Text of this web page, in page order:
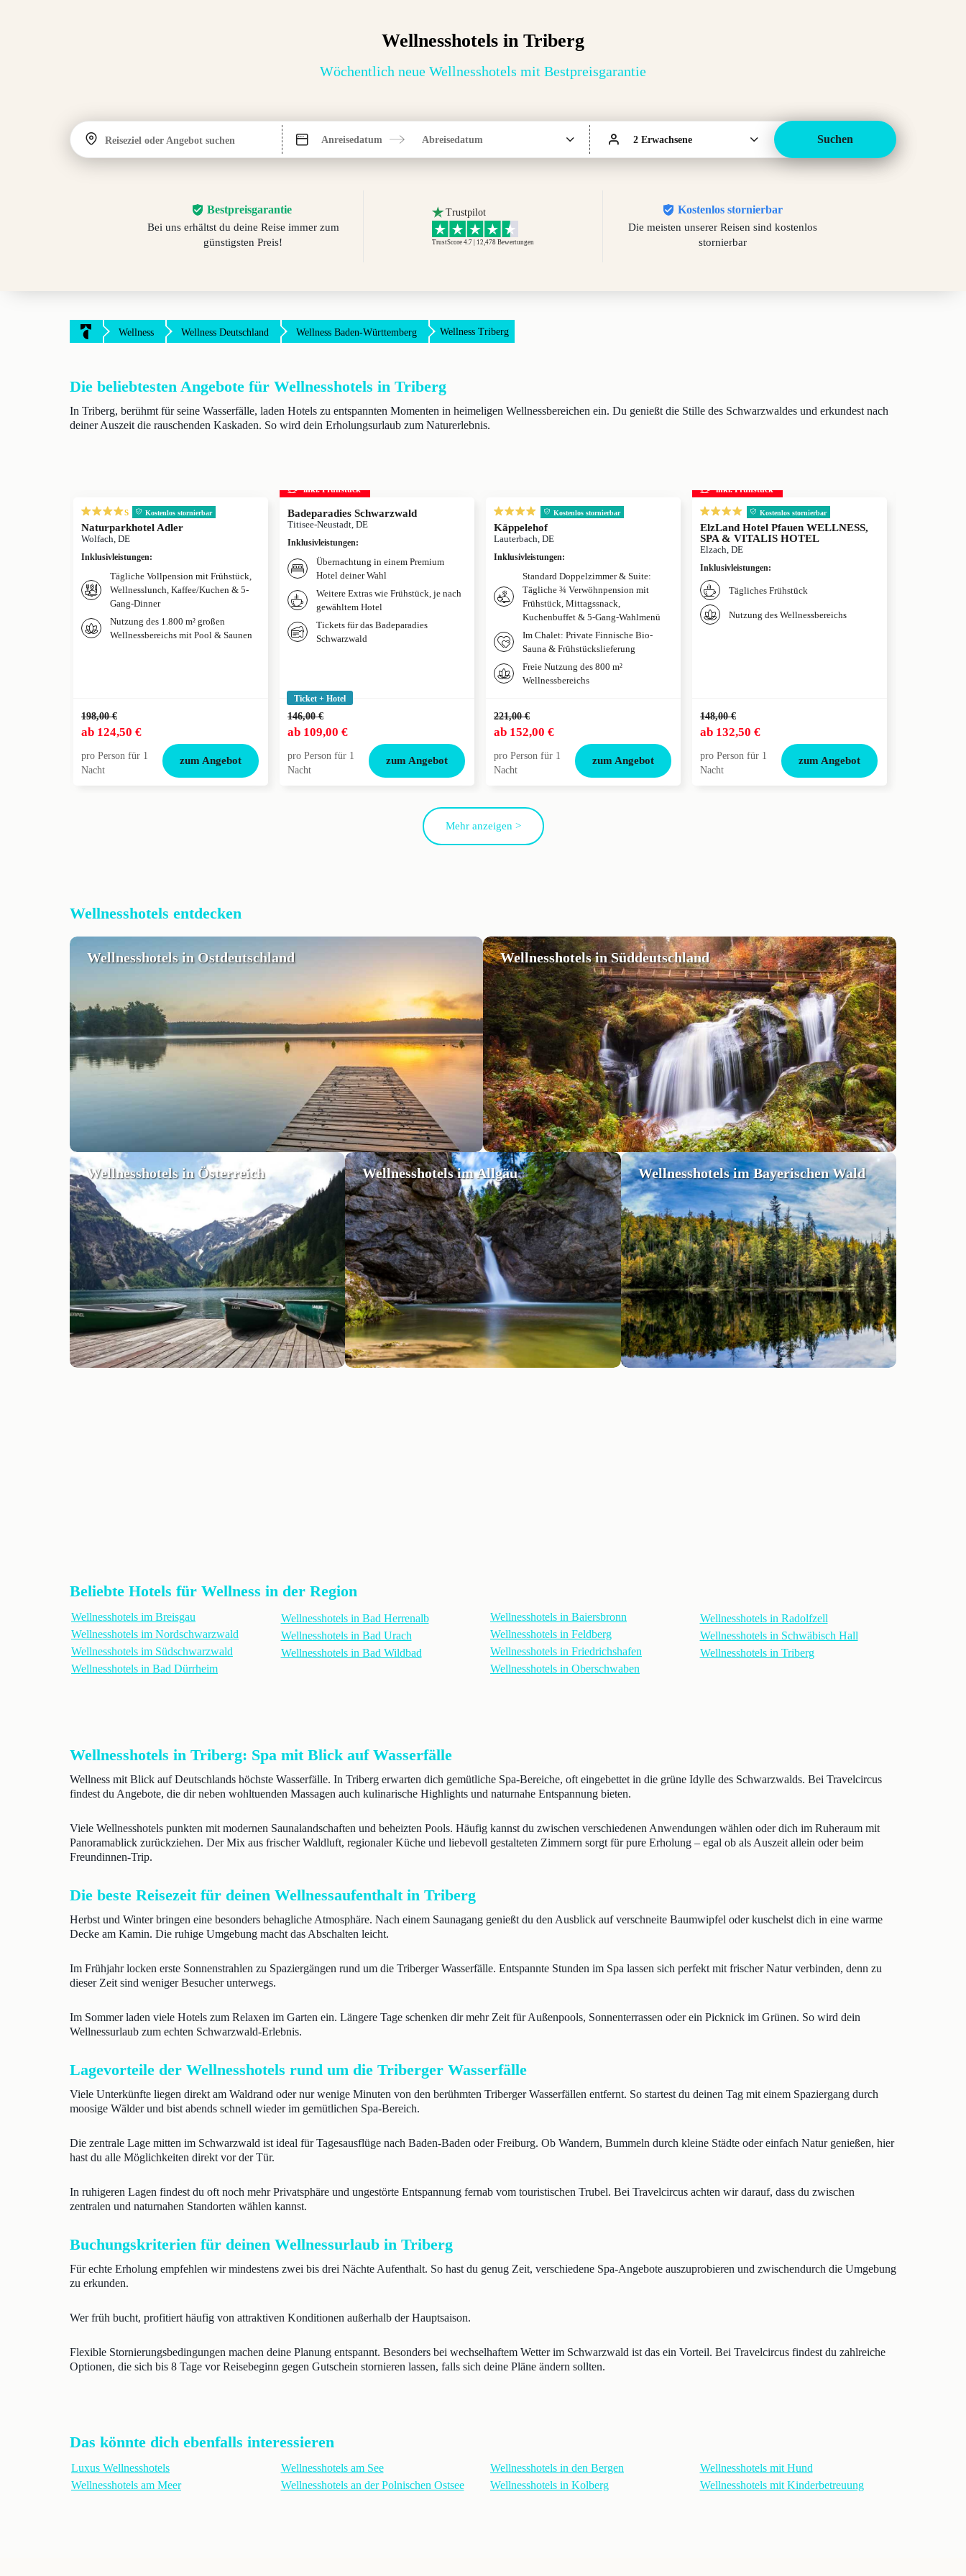
Wellnesshotels in Triberg
Wöchentlich neue Wellnesshotels mit Bestpreisgarantie
Reiseziel oder Angebot suchen Anreisedatum Abreisedatum 2 Erwachsene Suchen
Bestpreisgarantie
Bei uns erhältst du deine Reise immer zum
günstigsten Preis!
Trustpilot
TrustScore 4.7 | 12,478 Bewertungen
Kostenlos stornierbar
Die meisten unserer Reisen sind kostenlos
stornierbar
Wellness Wellness Deutschland Wellness Baden-Württemberg Wellness Triberg
Die beliebtesten Angebote für Wellnesshotels in Triberg
In Triberg, berühmt für seine Wasserfälle, laden Hotels zu entspannten Momenten in heimeligen Wellnessbereichen ein. Du genießt die Stille des Schwarzwaldes und erkundest nach
deiner Auszeit die rauschenden Kaskaden. So wird dein Erholungsurlaub zum Naturerlebnis.
s Kostenlos stornierbar
Naturparkhotel Adler
Wolfach, DE
Inklusivleistungen:
Tägliche Vollpension mit Frühstück,
Wellnesslunch, Kaffee/Kuchen & 5-
Gang-Dinner
Nutzung des 1.800 m² großen
Wellnessbereichs mit Pool & Saunen
198,00 €
ab 124,50 €
pro Person für 1
Nacht
zum Angebot
inkl. Frühstück
Badeparadies Schwarzwald
Titisee-Neustadt, DE
Inklusivleistungen:
Übernachtung in einem Premium
Hotel deiner Wahl
Weitere Extras wie Frühstück, je nach
gewähltem Hotel
Tickets für das Badeparadies
Schwarzwald
Ticket + Hotel
146,00 €
ab 109,00 €
pro Person für 1
Nacht
zum Angebot
Kostenlos stornierbar
Käppelehof
Lauterbach, DE
Inklusivleistungen:
Standard Doppelzimmer & Suite:
Tägliche ¾ Verwöhnpension mit
Frühstück, Mittagssnack,
Kuchenbuffet & 5-Gang-Wahlmenü
Im Chalet: Private Finnische Bio-
Sauna & Frühstückslieferung
Freie Nutzung des 800 m²
Wellnessbereichs
221,00 €
ab 152,00 €
pro Person für 1
Nacht
zum Angebot
inkl. Frühstück
Kostenlos stornierbar
ElzLand Hotel Pfauen WELLNESS,
SPA & VITALIS HOTEL
Elzach, DE
Inklusivleistungen:
Tägliches Frühstück
Nutzung des Wellnessbereichs
148,00 €
ab 132,50 €
pro Person für 1
Nacht
zum Angebot
Mehr anzeigen >
Wellnesshotels entdecken
Wellnesshotels in Ostdeutschland Wellnesshotels in Süddeutschland
Wellnesshotels in Österreich Wellnesshotels im Allgäu Wellnesshotels im Bayerischen Wald
Beliebte Hotels für Wellness in der Region
Wellnesshotels im Breisgau
Wellnesshotels im Nordschwarzwald
Wellnesshotels im Südschwarzwald
Wellnesshotels in Bad Dürrheim
Wellnesshotels in Bad Herrenalb
Wellnesshotels in Bad Urach
Wellnesshotels in Bad Wildbad
Wellnesshotels in Baiersbronn
Wellnesshotels in Feldberg
Wellnesshotels in Friedrichshafen
Wellnesshotels in Oberschwaben
Wellnesshotels in Radolfzell
Wellnesshotels in Schwäbisch Hall
Wellnesshotels in Triberg
Wellnesshotels in Triberg: Spa mit Blick auf Wasserfälle
Wellness mit Blick auf Deutschlands höchste Wasserfälle. In Triberg erwarten dich gemütliche Spa-Bereiche, oft eingebettet in die grüne Idylle des Schwarzwalds. Bei Travelcircus
findest du Angebote, die dir neben wohltuenden Massagen auch kulinarische Highlights und naturnahe Entspannung bieten.
Viele Wellnesshotels punkten mit modernen Saunalandschaften und beheizten Pools. Häufig kannst du zwischen verschiedenen Anwendungen wählen oder dich im Ruheraum mit
Panoramablick zurückziehen. Der Mix aus frischer Waldluft, regionaler Küche und liebevoll gestalteten Zimmern sorgt für pure Erholung – egal ob als Auszeit allein oder beim
Freundinnen-Trip.
Die beste Reisezeit für deinen Wellnessaufenthalt in Triberg
Herbst und Winter bringen eine besonders behagliche Atmosphäre. Nach einem Saunagang genießt du den Ausblick auf verschneite Baumwipfel oder kuschelst dich in eine warme
Decke am Kamin. Die ruhige Umgebung macht das Abschalten leicht.
Im Frühjahr locken erste Sonnenstrahlen zu Spaziergängen rund um die Triberger Wasserfälle. Entspannte Stunden im Spa lassen sich perfekt mit frischer Natur verbinden, denn zu
dieser Zeit sind weniger Besucher unterwegs.
Im Sommer laden viele Hotels zum Relaxen im Garten ein. Längere Tage schenken dir mehr Zeit für Außenpools, Sonnenterrassen oder ein Picknick im Grünen. So wird dein
Wellnessurlaub zum echten Schwarzwald-Erlebnis.
Lagevorteile der Wellnesshotels rund um die Triberger Wasserfälle
Viele Unterkünfte liegen direkt am Waldrand oder nur wenige Minuten von den berühmten Triberger Wasserfällen entfernt. So startest du deinen Tag mit einem Spaziergang durch
moosige Wälder und bist abends schnell wieder im gemütlichen Spa-Bereich.
Die zentrale Lage mitten im Schwarzwald ist ideal für Tagesausflüge nach Baden-Baden oder Freiburg. Ob Wandern, Bummeln durch kleine Städte oder einfach Natur genießen, hier
hast du alle Möglichkeiten direkt vor der Tür.
In ruhigeren Lagen findest du oft noch mehr Privatsphäre und ungestörte Entspannung fernab vom touristischen Trubel. Bei Travelcircus achten wir darauf, dass du zwischen
zentralen und naturnahen Standorten wählen kannst.
Buchungskriterien für deinen Wellnessurlaub in Triberg
Für echte Erholung empfehlen wir mindestens zwei bis drei Nächte Aufenthalt. So hast du genug Zeit, verschiedene Spa-Angebote auszuprobieren und zwischendurch die Umgebung
zu erkunden.
Wer früh bucht, profitiert häufig von attraktiven Konditionen außerhalb der Hauptsaison.
Flexible Stornierungsbedingungen machen deine Planung entspannt. Besonders bei wechselhaftem Wetter im Schwarzwald ist das ein Vorteil. Bei Travelcircus findest du zahlreiche
Optionen, die sich bis 8 Tage vor Reisebeginn gegen Gutschein stornieren lassen, falls sich deine Pläne ändern sollten.
Das könnte dich ebenfalls interessieren
Luxus Wellnesshotels
Wellnesshotels am Meer
Wellnesshotels am See
Wellnesshotels an der Polnischen Ostsee
Wellnesshotels in den Bergen
Wellnesshotels in Kolberg
Wellnesshotels mit Hund
Wellnesshotels mit Kinderbetreuung